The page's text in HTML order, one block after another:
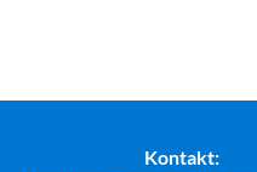
Kontakt: